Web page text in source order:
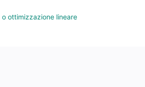
o ottimizzazione lineare